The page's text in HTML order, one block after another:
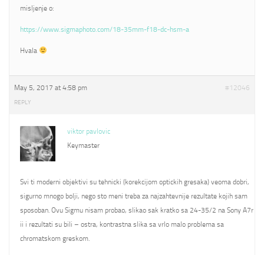
misljenje o:
https://www.sigmaphoto.com/18-35mm-f18-dc-hsm-a
Hvala
May 5, 2017 at 4:58 pm #12046
REPLY
viktor pavlovic
Keymaster
Svi ti moderni objektivi su tehnicki (korekcijom optickih gresaka) veoma dobri,
sigurno mnogo bolji, nego sto meni treba za najzahtevnije rezultate kojih sam
sposoban. Ovu Sigmu nisam probao, slikao sak kratko sa 24-35/2 na Sony A7r
ii i rezultati su bili – ostra, kontrastna slika sa vrlo malo problema sa
chromatskom greskom.